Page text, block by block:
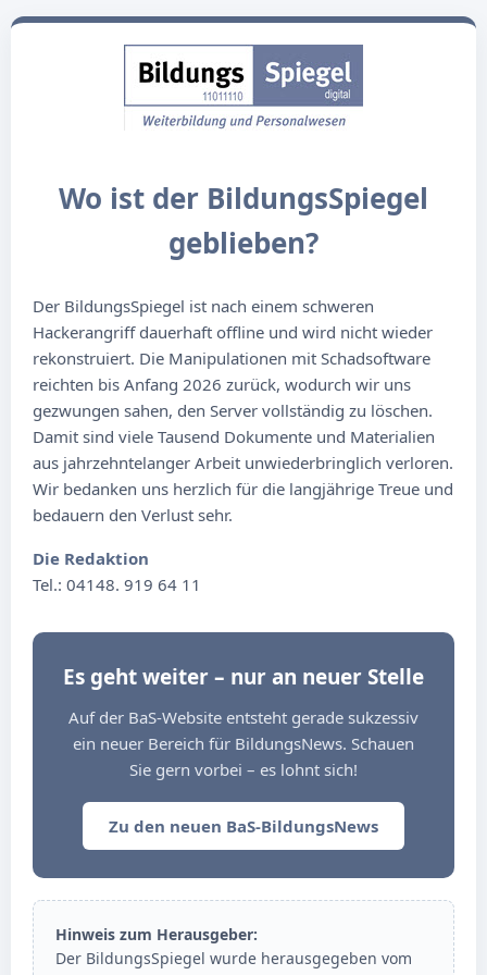
Wo ist der BildungsSpiegel
geblieben?
Der BildungsSpiegel ist nach einem schweren
Hackerangriff dauerhaft offline und wird nicht wieder
rekonstruiert. Die Manipulationen mit Schadsoftware
reichten bis Anfang 2026 zurück, wodurch wir uns
gezwungen sahen, den Server vollständig zu löschen.
Damit sind viele Tausend Dokumente und Materialien
aus jahrzehntelanger Arbeit unwiederbringlich verloren.
Wir bedanken uns herzlich für die langjährige Treue und
bedauern den Verlust sehr.
Die Redaktion
Tel.: 04148. 919 64 11
Es geht weiter – nur an neuer Stelle
Auf der BaS-Website entsteht gerade sukzessiv
ein neuer Bereich für BildungsNews. Schauen
Sie gern vorbei – es lohnt sich!
Zu den neuen BaS-BildungsNews
Hinweis zum Herausgeber:
Der BildungsSpiegel wurde herausgegeben vom